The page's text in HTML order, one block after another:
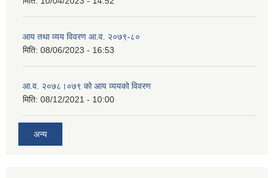
आय तथा व्यय विवरण आ.व. २०७९-८०
मिति: 08/06/2023 - 16:53
आ.व. २०७८।०७९ को आय व्ययको विवरण
मिति: 08/12/2021 - 10:00
अन्य